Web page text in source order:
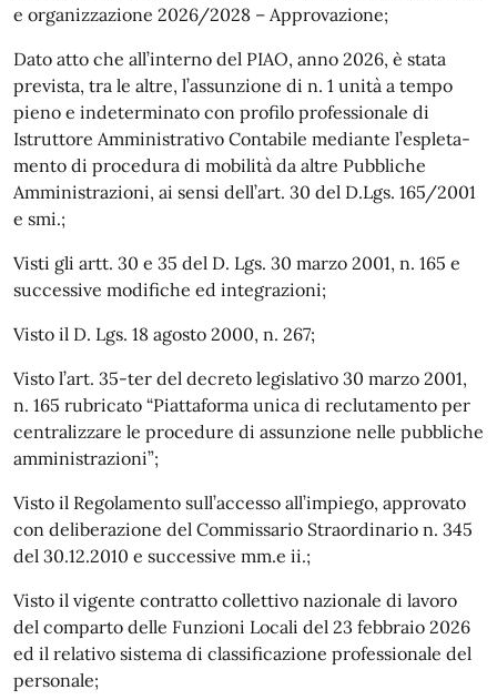
e organizzazione 2026/2028 – Approvazione;
Dato atto che all’interno del PIAO, anno 2026, è stata
prevista, tra le altre, l’assunzione di n. 1 unità a tempo
pieno e indeterminato con profilo professionale di
Istruttore Amministrativo Contabile mediante l’espleta-
mento di procedura di mobilità da altre Pubbliche
Amministrazioni, ai sensi dell’art. 30 del D.Lgs. 165/2001
e smi.;
Visti gli artt. 30 e 35 del D. Lgs. 30 marzo 2001, n. 165 e
successive modifiche ed integrazioni;
Visto il D. Lgs. 18 agosto 2000, n. 267;
Visto l’art. 35-ter del decreto legislativo 30 marzo 2001,
n. 165 rubricato “Piattaforma unica di reclutamento per
centralizzare le procedure di assunzione nelle pubbliche
amministrazioni”;
Visto il Regolamento sull’accesso all’impiego, approvato
con deliberazione del Commissario Straordinario n. 345
del 30.12.2010 e successive mm.e ii.;
Visto il vigente contratto collettivo nazionale di lavoro
del comparto delle Funzioni Locali del 23 febbraio 2026
ed il relativo sistema di classificazione professionale del
personale;